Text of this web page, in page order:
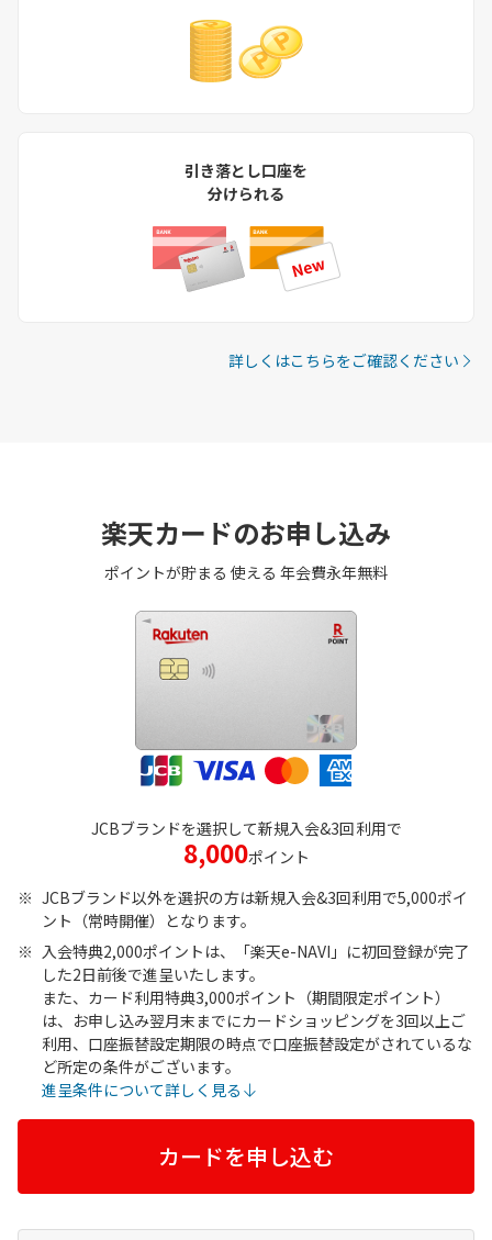
引き落とし口座を
分けられる
詳しくはこちらをご確認ください
楽天カードのお申し込み
ポイントが貯まる 使える 年会費永年無料
JCBブランドを選択して新規入会&3回利用で
8,000ポイント
JCBブランド以外を選択の方は新規入会&3回利用で5,000ポイ
ント（常時開催）となります。
入会特典2,000ポイントは、「楽天e-NAVI」に初回登録が完了
した2日前後で進呈いたします。
また、カード利用特典3,000ポイント（期間限定ポイント）
は、お申し込み翌月末までにカードショッピングを3回以上ご
利用、口座振替設定期限の時点で口座振替設定がされているな
ど所定の条件がございます。
進呈条件について詳しく見る
カードを申し込む